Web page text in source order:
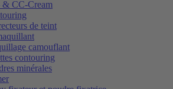
CC-Cream
de teint
camouflant
contouring
minérales